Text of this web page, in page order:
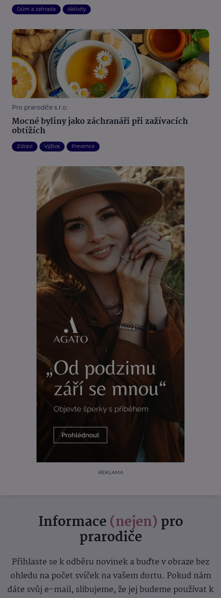
Dům a zahrada Aktivity
Pro prarodiče s.r.o.
Mocné byliny jako záchranáři při zažívacích
obtížích
Zdraví Výživa Prevence
REKLAMA
Informace (nejen) pro
prarodiče
Přihlaste se k odběru novinek a buďte v obraze bez
ohledu na počet svíček na vašem dortu. Pokud nám
dáte svůj e-mail, slibujeme, že jej budeme používat k